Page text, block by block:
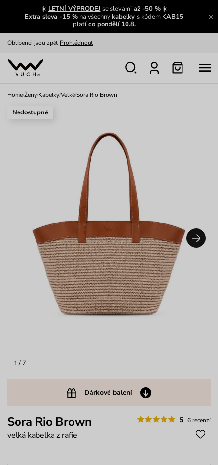
☀️ LETNÍ VÝPRODEJ se slevamiaž -50 %☀️
Extra sleva -15 % na všechnykabelky s kódem KAB15
platído pondělí 10.8.
Zajímavosti ze světa Vuch:
Zobrazit
Oblíbenci jsou zpět Prohlédnout
Nech se inspirovat
Home/Ženy/Kabelky/Velké/Sora Rio Brown
1 / 7
Dárkové balení
Nedostupné
5 6 recenzí
Sora Rio Brown
velká kabelka z rafie